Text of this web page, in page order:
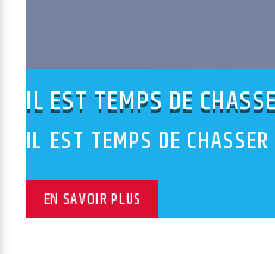
IL EST TEMPS DE
IL EST TEMPS DE
EN SAVOIR PLUS